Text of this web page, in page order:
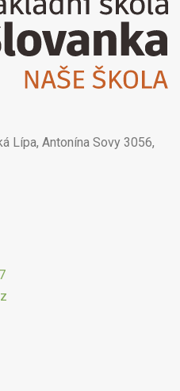
Lípa, Antonína Sovy 3056,